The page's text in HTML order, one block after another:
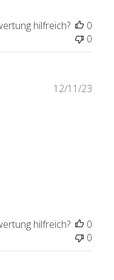
hilfreich?
0
0
12/11/23
hilfreich?
0
0